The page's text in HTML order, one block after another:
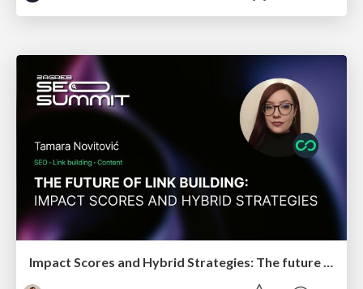
Impact Scores and Hybrid Strategies: The future of link building